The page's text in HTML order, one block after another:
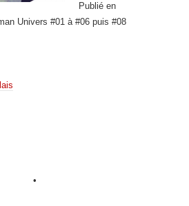
Publié en
Univers #01 à #06 puis #08
•